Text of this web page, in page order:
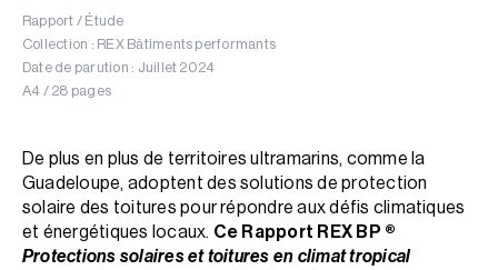
Rapport / Étude
Collection : REX Bâtiments performants
Date de parution : Juillet 2024
A4 / 28 pages
De plus en plus de territoires ultramarins, comme la
Guadeloupe, adoptent des solutions de protection
solaire des toitures pour répondre aux défis climatiques
et énergétiques locaux. Ce Rapport REX BP ®
Protections solaires et toitures en climat tropical